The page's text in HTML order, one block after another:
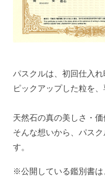
パスクルは、初回仕入
ピックアップした粒を
天然石の真の美しさ・価
そんな想いから、パス
す。
※公開している鑑別書は